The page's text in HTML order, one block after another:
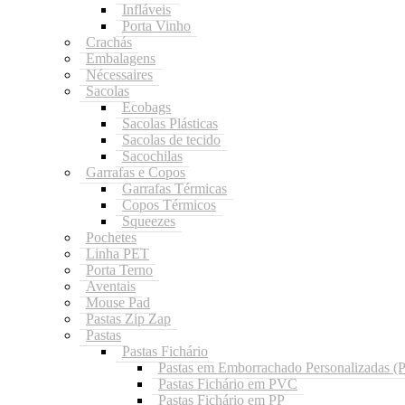
Infláveis
Porta Vinho
Crachás
Embalagens
Nécessaires
Sacolas
Ecobags
Sacolas Plásticas
Sacolas de tecido
Sacochilas
Garrafas e Copos
Garrafas Térmicas
Copos Térmicos
Squeezes
Pochetes
Linha PET
Porta Terno
Aventais
Mouse Pad
Pastas Zip Zap
Pastas
Pastas Fichário
Pastas em Emborrachado Personalizadas
Pastas Fichário em PVC
Pastas Fichário em PP